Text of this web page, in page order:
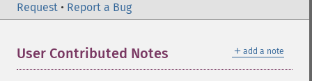
Request • Report a Bug
＋ add a note
User Contributed Notes